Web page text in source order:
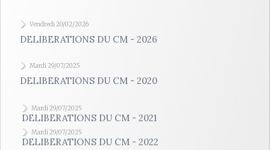
Vendredi 20/02/2026
DELIBERATIONS DU CM - 2026
Mardi 29/07/2025
DELIBERATIONS DU CM - 2020
Mardi 29/07/2025
DELIBERATIONS DU CM - 2021
Mardi 29/07/2025
DELIBERATIONS DU CM - 2022